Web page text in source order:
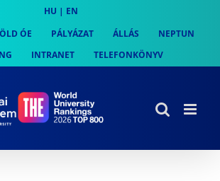
HU | EN
ÓE PÁLYÁZAT ÁLLÁS
NEPTUN
INTRANET TELEFONKÖNYV